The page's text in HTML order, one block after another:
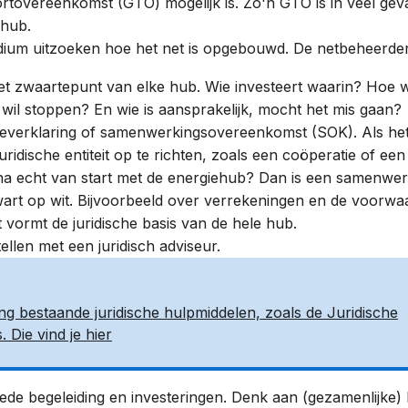
uitzoeken hoe het net is opgebouwd. De
zwaartepunt van elke hub. Wie investeert waarin? Hoe
stoppen? En wie is aansprakelijk, mocht het mis gaan?
of samenwerkingsovereenkomst (SOK). Als
entiteit op te richten, zoals een coöperatie of
echt van start met de energiehub? Dan is een
op wit. Bijvoorbeeld over verrekeningen en de
de juridische basis van de hele hub.
met een juridisch adviseur.
bestaande juridische hulpmiddelen, zoals de Juridische
Die vind je hier
begeleiding en investeringen. Denk aan